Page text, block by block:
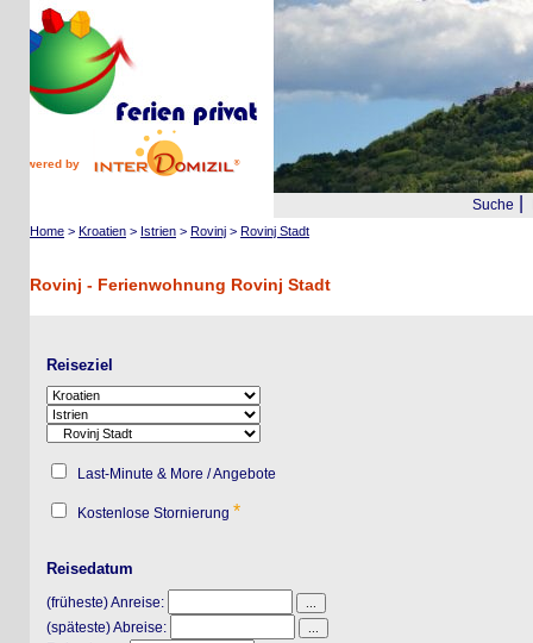
by
Suche|
Home>Kroatien>Istrien>Rovinj>Rovinj Stadt
Rovinj - Ferienwohnung Rovinj Stadt
Reiseziel
Last-Minute & More / Angebote
Kostenlose Stornierung*
Reisedatum
(früheste) Anreise:
(späteste) Abreise: